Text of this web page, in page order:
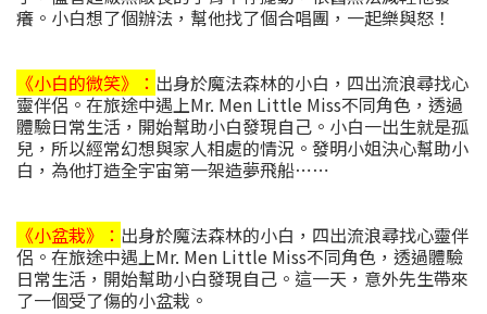
癢。小白想了個辦法，幫他找了個合唱團，一起樂與怒！
《小白的微笑》： 出身於魔法森林的小白，四出流浪尋找心
靈伴侶。在旅途中遇上Mr. Men Little Miss不同角色，透過
體驗日常生活，開始幫助小白發現自己。小白一出生就是孤
兒，所以經常幻想與家人相處的情況。發明小姐決心幫助小
白，為他打造全宇宙第一架造夢飛船⋯⋯
《小盆栽》： 出身於魔法森林的小白，四出流浪尋找心靈伴
侶。在旅途中遇上Mr. Men Little Miss不同角色，透過體驗
日常生活，開始幫助小白發現自己。這一天，意外先生帶來
了一個受了傷的小盆栽。